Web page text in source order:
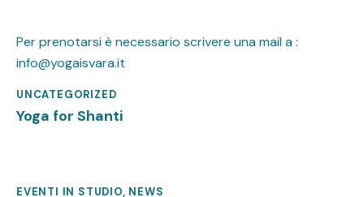
Per prenotarsi è necessario scrivere una mail a :
info@yogaisvara.it
UNCATEGORIZED
Yoga for Shanti
EVENTI IN STUDIO, NEWS